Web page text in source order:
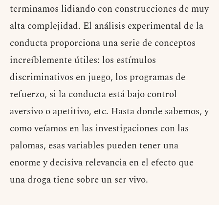
terminamos lidiando con construcciones de muy
alta complejidad. El análisis experimental de la
conducta proporciona una serie de conceptos
increíblemente útiles: los estímulos
discriminativos en juego, los programas de
refuerzo, si la conducta está bajo control
aversivo o apetitivo, etc. Hasta donde sabemos, y
como veíamos en las investigaciones con las
palomas, esas variables pueden tener una
enorme y decisiva relevancia en el efecto que
una droga tiene sobre un ser vivo.